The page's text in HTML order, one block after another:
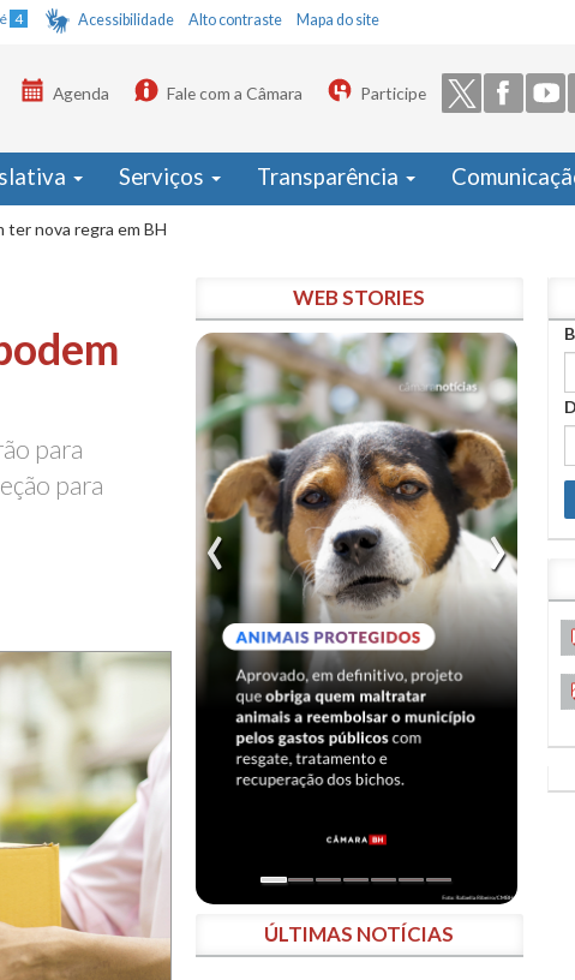
4 Acessibilidade Alto contraste Mapa do site
Agenda Fale com a Câmara Participe
Serviços Transparência
ter nova regra em BH
para
para
WEB STORIES
ÚLTIMAS NOTÍCIAS